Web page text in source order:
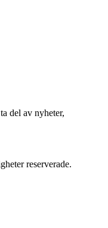
del av nyheter,
reserverade.